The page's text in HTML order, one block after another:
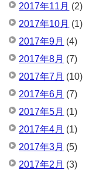
2017年11月 (2)
2017年10月 (1)
2017年9月 (4)
2017年8月 (7)
2017年7月 (10)
2017年6月 (7)
2017年5月 (1)
2017年4月 (1)
2017年3月 (5)
2017年2月 (3)